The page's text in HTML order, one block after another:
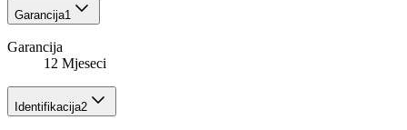
Garancija1
Garancija
12 Mjeseci
Identifikacija2